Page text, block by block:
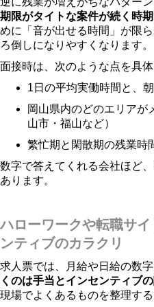
期限がタイトな案件が続く時期
めに「音が出せる時間」が限
ろ倒しになりやすくなります。
面接時は、次のような点を具
1日の平均実働時間と、
岡山県内のどのエリアが
山市・福山など）
繁忙期と閑散期の残業時
数字で答えてくれる会社ほど
あります。
ハローワークや転職サ
ンティブのカラクリ
求人票では、月給や日給の数字
くのは手当とインセンティブ
現場でよくあるものを整理す